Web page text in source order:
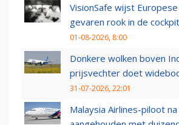
VisionSafe wijst
gevaren rook in de cockpit
01-08-2026, 8:00
Donkere wolken boven
prijsvechter doet
31-07-2026, 22:01
Malaysia Airlines-piloot